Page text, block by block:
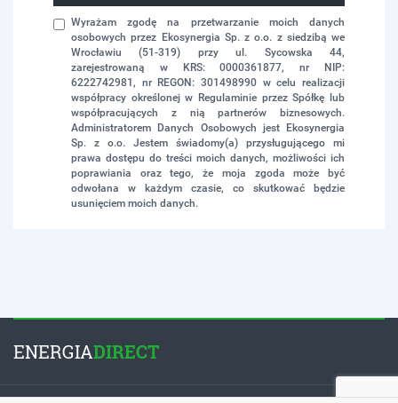
Wyrażam zgodę na przetwarzanie moich danych
osobowych przez Ekosynergia Sp. z o.o. z siedzibą we
Wrocławiu (51-319) przy ul. Sycowska 44,
zarejestrowaną w KRS: 0000361877, nr NIP:
6222742981, nr REGON: 301498990 w celu realizacji
współpracy określonej w Regulaminie przez Spółkę lub
współpracujących z nią partnerów biznesowych.
Administratorem Danych Osobowych jest Ekosynergia
Sp. z o.o. Jestem świadomy(a) przysługującego mi
prawa dostępu do treści moich danych, możliwości ich
poprawiania oraz tego, że moja zgoda może być
odwołana w każdym czasie, co skutkować będzie
usunięciem moich danych.
ENERGIADIRECT